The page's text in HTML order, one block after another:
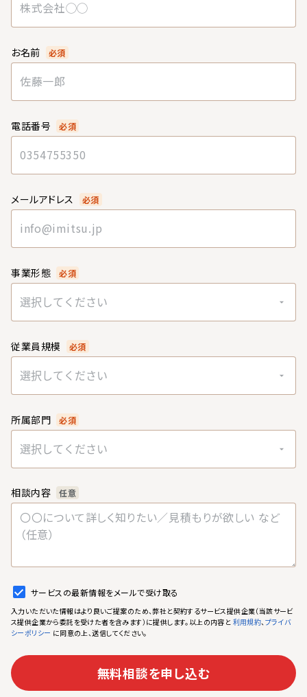
お名前 必須
電話番号 必須
メールアドレス 必須
事業形態 必須
選択してください
従業員規模 必須
選択してください
所属部門 必須
選択してください
相談内容 任意
サービスの最新情報をメールで受け取る
入力いただいた情報はより良いご提案のため、弊社と契約するサービス提供企業（当該サービ
ス提供企業から委託を受けた者を含みます）に提供します。以上の内容と 利用規約、プライバ
シーポリシー に同意の上、送信してください。
無料相談を申し込む